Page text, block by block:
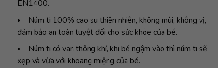
EN1400.
Núm ti 100% cao su thiên nhiên, không mùi, không vị,
đảm bảo an toàn tuyệt đối cho sức khỏe của bé.
Núm ti có van thông khí, khi bé ngậm vào thì núm ti sẽ
xẹp và vừa với khoang miệng của bé.